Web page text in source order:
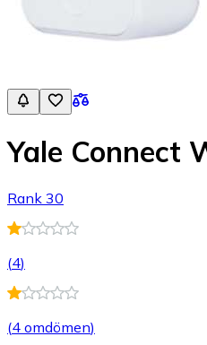
Yale Connect
Rank 30
(4)
(4 omdömen)